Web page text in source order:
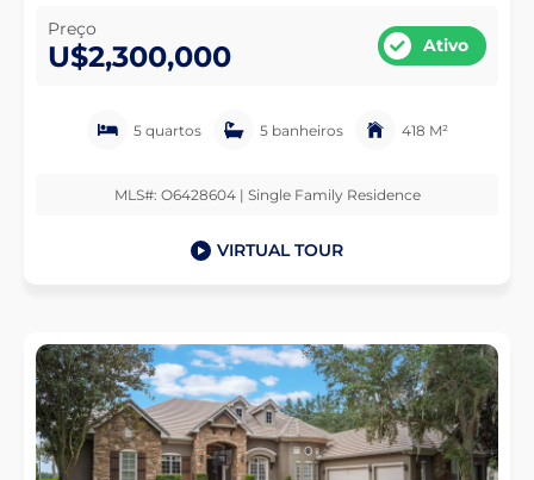
Preço
U$2,300,000 Ativo
5 quartos 5 banheiros 418 M²
MLS#: O6428604 | Single Family Residence
VIRTUAL TOUR